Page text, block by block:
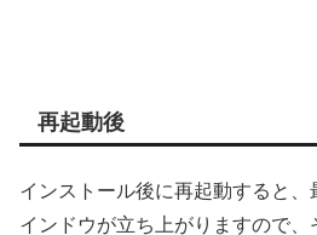
再起動後
インストール後に再起動すると
インドウが立ち上がりますので、